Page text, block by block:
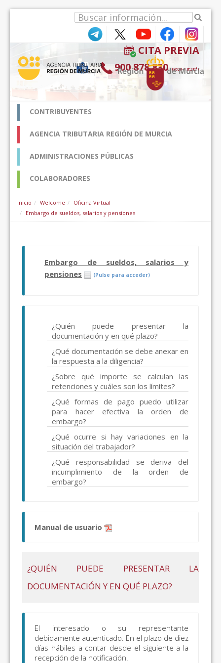
CITA PREVIA
900 878 830 (9:00-18:30*)
CONTRIBUYENTES
AGENCIA TRIBUTARIA REGIÓN DE MURCIA
ADMINISTRACIONES PÚBLICAS
COLABORADORES
Inicio Welcome
Oficina Virtual
Embargo de sueldos, salarios y pensiones
Embargo de sueldos, salarios y
pensiones
(Pulse para acceder)
¿Quién puede presentar la
documentación y en qué plazo?
¿Qué documentación se debe anexar en
la respuesta a la diligencia?
¿Sobre qué importe se calculan las
retenciones y cuáles son los límites?
¿Qué formas de pago puedo utilizar
para hacer efectiva la orden de
embargo?
¿Qué ocurre si hay variaciones en la
situación del trabajador?
¿Qué responsabilidad se deriva del
incumplimiento de la orden de
embargo?
Manual de usuario
¿QUIÉN PUEDE PRESENTAR LA
DOCUMENTACIÓN Y EN QUÉ PLAZO?
El interesado o su representante
debidamente autenticado. En el plazo de diez
días hábiles a contar desde el siguiente a la
recepción de la notificación.